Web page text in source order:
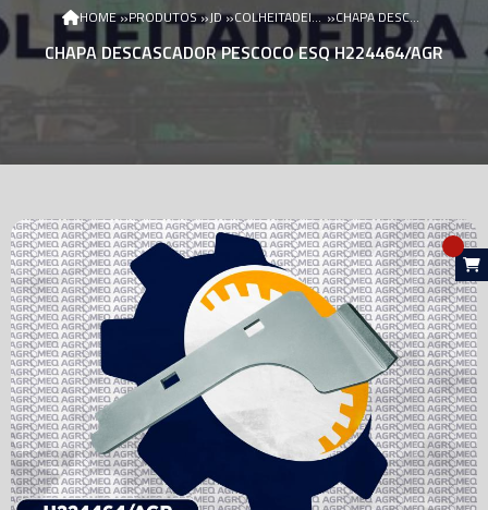
HOME»PRODUTOS»JD» COLHEITADEIRA JD » CHAPA DESCASCADOR PESCOCO ESQ H224464/AGR
CHAPA DESCASCADOR PESCOCO ESQ H224464/AGR